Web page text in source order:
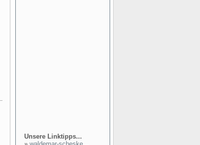
Unsere Linktipps...